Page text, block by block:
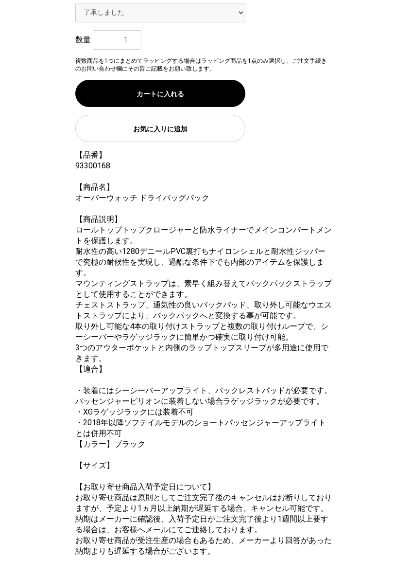
数量
複数商品を1つにまとめてラッピングする場合はラッピング商品を1点のみ選択し、ご注文手続き
のお問い合わせ欄にその旨ご記載をお願い致します。
カートに入れる
お気に入りに追加
【品番】
93300168
【商品名】
オーバーウォッチ ドライバッグパック
【商品説明】
ロールトップトップクロージャーと防水ライナーでメインコンパートメン
トを保護します。
耐水性の高い1280デニールPVC裏打ちナイロンシェルと耐水性ジッパー
で究極の耐候性を実現し、過酷な条件下でも内部のアイテムを保護しま
す。
マウンティングストラップは、素早く組み替えてバックパックストラップ
として使用することができます。
チェストストラップ、通気性の良いバックパッド、取り外し可能なウエス
トストラップにより、バックパックへと変換する事が可能です。
取り外し可能な4本の取り付けストラップと複数の取り付けループで、シ
ーシーバーやラゲッジラックに簡単かつ確実に取り付け可能。
3つのアウターポケットと内側のラップトップスリーブが多用途に使用で
きます。
【適合】
・装着にはシーシーバーアップライト、バックレストパッドが必要です。
パッセンジャーピリオンに装着しない場合ラゲッジラックが必要です。
・XGラゲッジラックには装着不可
・2018年以降ソフテイルモデルのショートパッセンジャーアップライト
とは併用不可
【カラー】ブラック
【サイズ】
【お取り寄せ商品入荷予定日について】
お取り寄せ商品は原則としてご注文完了後のキャンセルはお断りしており
ますが、予定より1ヵ月以上納期が遅延する場合、キャンセル可能です。
納期はメーカーに確認後、入荷予定日がご注文完了後より1週間以上要す
る場合は、お客様へメールにてご連絡しております。
お取り寄せ商品が受注生産の場合もあるため、メーカーより回答があった
納期よりも遅延する場合がございます。